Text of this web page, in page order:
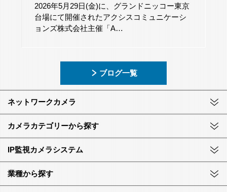
2026年5月29日(金)に、グランドニッコー東京
台場にて開催されたアクシスコミュニケーシ
ョンズ株式会社主催「A…
ブログ一覧
ネットワークカメラ
カメラカテゴリーから探す
IP監視カメラシステム
業種から探す